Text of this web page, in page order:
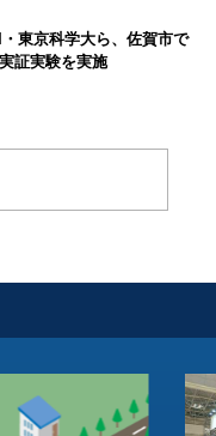
東京科学大ら、佐賀市で
証実験を実施